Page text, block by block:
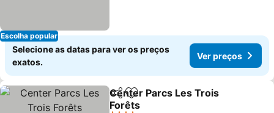
Escolha popular
Selecione as datas para ver os preços
exatos.
Ver preços
PartilharAdicionar aos favoritos
Center Parcs Les Trois
Forêts